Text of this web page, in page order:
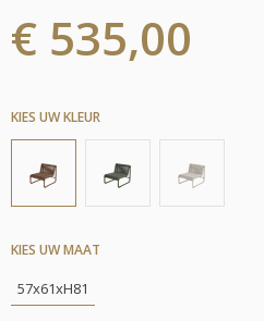
€ 535,00
KIES UW KLEUR
KIES UW MAAT
57x61xH81